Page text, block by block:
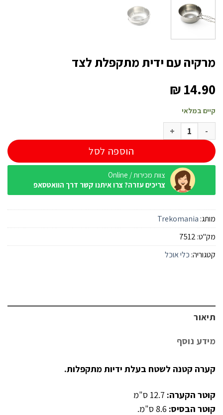
מרקיה עם ידית מתקפלת לצד
₪14.90
קיים במלאי
כמות של מרקיה עם ידית מתקפלת לצד
הוספה לסל
צוות מכירות / Online
צריכים עזרה? צרו איתנו קשר דרך הוואטסאפ
מותג: Trekomania
מק"ט: 7512
קטגוריה: כלי אוכל
תיאור
מידע נוסף
קערה קטנה לשטח בעלת ידיות מתקפלות.
קוטר הקערה:
קוטר הבסיס: